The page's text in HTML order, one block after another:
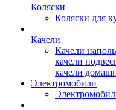
Коляски
Коляски для
Качели
Качели
качели
качели
Электромобили